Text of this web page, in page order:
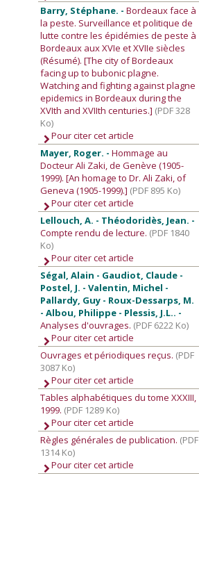
Barry, Stéphane. -Bordeaux face à
la peste. Surveillance et politique de
lutte contre les épidémies de peste à
Bordeaux aux XVIe et XVIIe siècles
(Résumé). [The city of Bordeaux
facing up to bubonic plagne.
Watching and fighting against plagne
epidemics in Bordeaux during the
XVIth and XVIIth centuries.] (PDF 328
Ko)
Pour citer cet article
Mayer, Roger. -Hommage au
Docteur Ali Zaki, de Genève (1905-
1999). [An homage to Dr. Ali Zaki, of
Geneva (1905-1999).] (PDF 895 Ko)
Pour citer cet article
Lellouch, A. - Théodoridès, Jean. -
Compte rendu de lecture. (PDF 1840
Ko)
Pour citer cet article
Ségal, Alain - Gaudiot, Claude -
Postel, J. - Valentin, Michel -
Pallardy, Guy - Roux-Dessarps, M.
- Albou, Philippe - Plessis, J.L.. -
Analyses d'ouvrages. (PDF 6222 Ko)
Pour citer cet article
Ouvrages et périodiques reçus. (PDF
3087 Ko)
Pour citer cet article
Tables alphabétiques du tome XXXIII,
1999. (PDF 1289 Ko)
Pour citer cet article
Règles générales de publication. (PDF
1314 Ko)
Pour citer cet article